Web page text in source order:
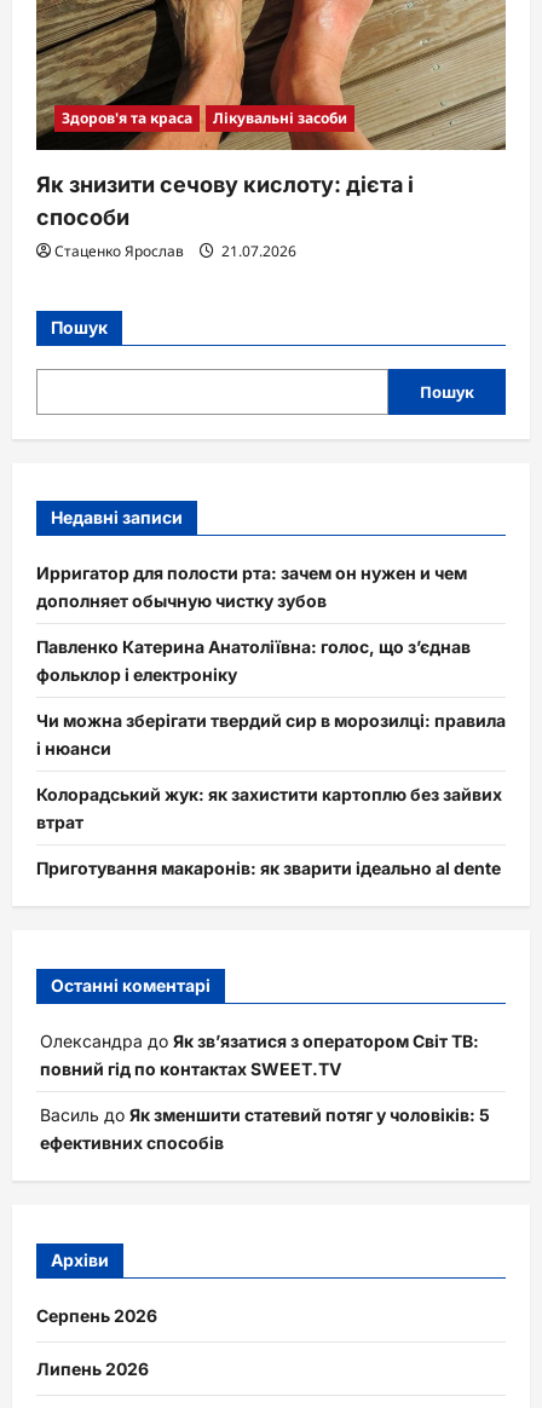
Здоров'я та краса Лікувальні засоби
Як знизити сечову кислоту: дієта і
способи
Стаценко Ярослав 21.07.2026
Пошук
Пошук
Недавні записи
Ирригатор для полости рта: зачем он нужен и чем
дополняет обычную чистку зубов
Павленко Катерина Анатоліївна: голос, що з’єднав
фольклор і електроніку
Чи можна зберігати твердий сир в морозилці: правила
і нюанси
Колорадський жук: як захистити картоплю без зайвих
втрат
Приготування макаронів: як зварити ідеально al dente
Останні коментарі
Олександра до Як зв’язатися з оператором Світ ТВ:
повний гід по контактах SWEET.TV
Василь до Як зменшити статевий потяг у чоловіків: 5
ефективних способів
Архіви
Серпень 2026
Липень 2026